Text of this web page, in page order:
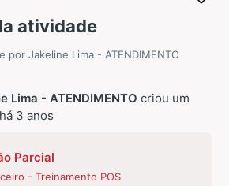
atividade
por Jakeline Lima - ATENDIMENTO
Lima - ATENDIMENTO criou um
há 3 anos
Parcial
- Treinamento POS